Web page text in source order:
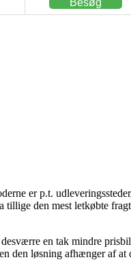
er p.t.
tillige den mest letkøbte
en tak mindre
den løsning afhænger af at